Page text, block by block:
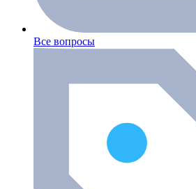
Все вопросы